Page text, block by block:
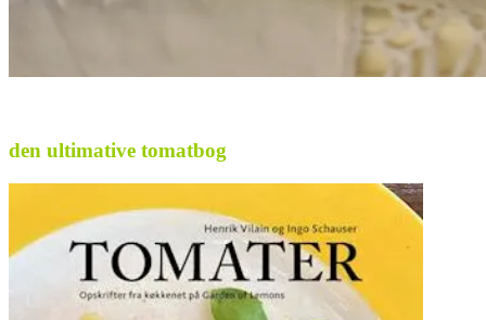
den ultimative tomatbog